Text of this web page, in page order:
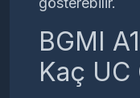
BGMI
Kaç UC